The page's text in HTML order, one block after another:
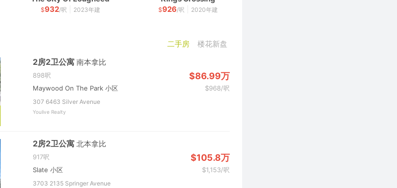
$932/呎 2023年建 $926/呎 2020年建
二手房 楼花新盘
2房2卫公寓南本拿比
898呎 $86.99万
Maywood On The Park 小区 $968/呎
307 6463 Silver Avenue
Youlive Realty
2房2卫公寓北本拿比
917呎 $105.8万
Slate 小区 $1,153/呎
3703 2135 Springer Avenue